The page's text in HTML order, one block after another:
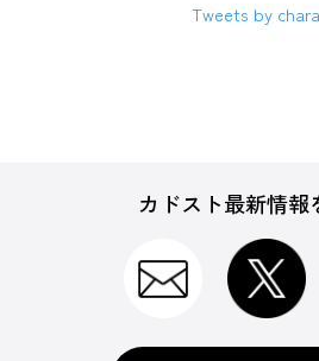
Tweets by
カドスト最新情報